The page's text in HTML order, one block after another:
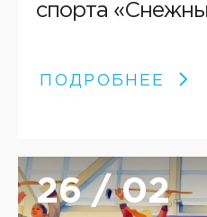
спорта
ПОДРОБНЕЕ
26 / 02